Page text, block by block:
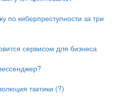
по киберпреступности за три
сервисом для бизнеса
тактики (?)